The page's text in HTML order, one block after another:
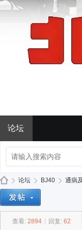
论坛
论坛
›
BJ40
›
通病
查看: 2894 回复: 62